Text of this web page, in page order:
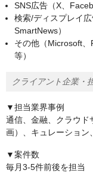
SNS広告（X、
検索/ディスプレイ
SmartNews）
その他（Microsoft
等）
クライアント企業・
▼担当業界事例
通信、金融、クラウド
画）、キュレーション
▼案件数
毎月3-5件前後を担当